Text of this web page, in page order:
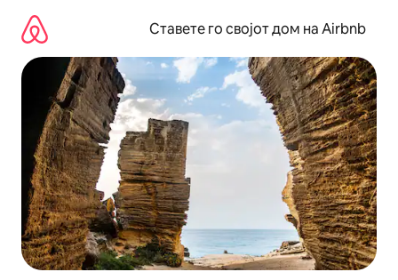
содржина
Ставете го својот дом на Airbnb